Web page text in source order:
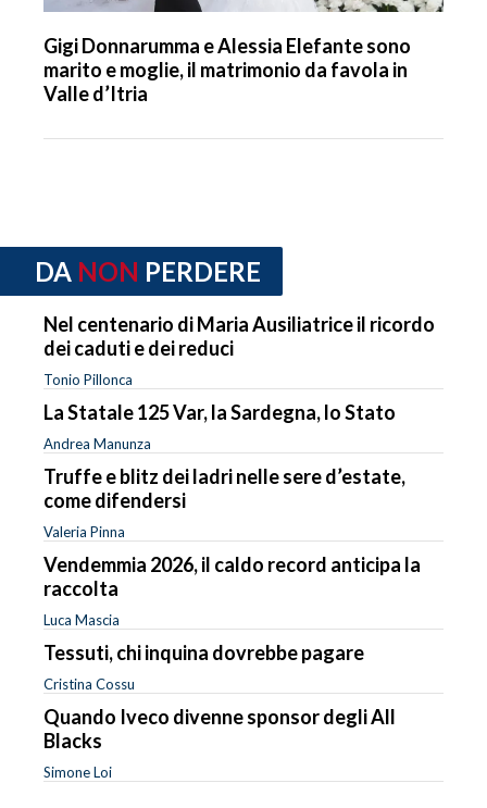
Gigi Donnarumma e Alessia Elefante sono
marito e moglie, il matrimonio da favola in
Valle d’Itria
DA NON PERDERE
Nel centenario di Maria Ausiliatrice il ricordo
dei caduti e dei reduci
Tonio Pillonca
La Statale 125 Var, la Sardegna, lo Stato
Andrea Manunza
Truffe e blitz dei ladri nelle sere d’estate,
come difendersi
Valeria Pinna
Vendemmia 2026, il caldo record anticipa la
raccolta
Luca Mascia
Tessuti, chi inquina dovrebbe pagare
Cristina Cossu
Quando Iveco divenne sponsor degli All
Blacks
Simone Loi